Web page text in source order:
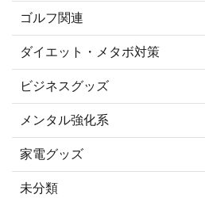
ゴルフ関連
ダイエット・メタボ対策
ビジネスグッズ
メンタル強化系
家電グッズ
未分類